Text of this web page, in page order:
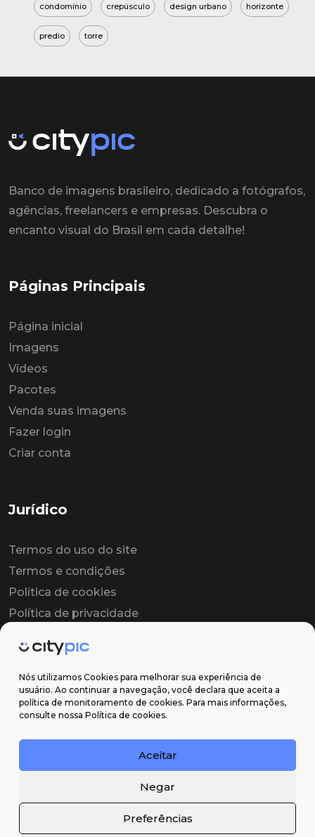
Nós utilizamos Cookies para melhorar sua experiência de
usuário. Ao continuar a navegação, você declara que aceita a
política de monitoramento de cookies. Para mais informações,
consulte nossa Política de cookies.
Aceitar
Negar
Preferências
condomínio crepúsculo design urbano horizonte
predio torre
Banco de imagens brasileiro, dedicado a fotógrafos,
agências, freelancers e empresas. Descubra o
encanto visual do Brasil em cada detalhe!
Páginas Principais
Página inicial
Imagens
Vídeos
Pacotes
Venda suas imagens
Fazer login
Criar conta
Jurídico
Termos do uso do site
Termos e condições
Política de cookies
Política de privacidade
Contrato de licença
Suporte
Email: contato@citypic.com.br